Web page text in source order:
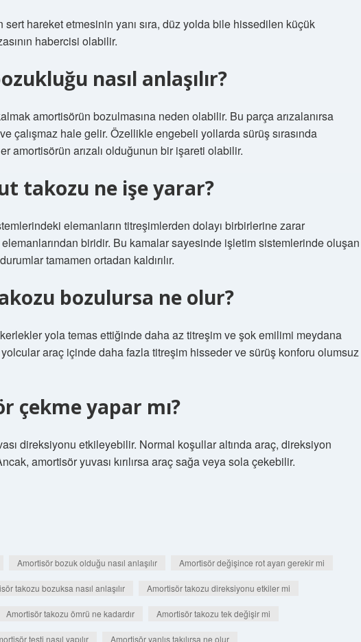
sert hareket etmesinin yanı sıra, düz yolda bile hissedilen küçük
habercisi olabilir.
nasıl anlaşılır?
amortisörün bozulmasına neden olabilir. Bu parça arızalanırsa
çalışmaz hale gelir. Özellikle engebeli yollarda sürüş sırasında
amortisörün arızalı olduğunun bir işareti olabilir.
takozu ne işe yarar?
elemanların titreşimlerden dolayı birbirlerine zarar
biridir. Bu kamalar sayesinde işletim sistemlerinde oluşan
tamamen ortadan kaldırılır.
bozulursa ne olur?
yola temas ettiğinde daha az titreşim ve şok emilimi meydana
araç içinde daha fazla titreşim hisseder ve sürüş konforu olumsuz
çekme yapar mı?
direksiyonu etkileyebilir. Normal koşullar altında araç, direksiyon
amortisör yuvası kırılırsa araç sağa veya sola çekebilir.
Amortisör bozuk olduğu nasıl anlaşılır Amortisör değişince rot ayarı gerekir mi
takozu bozuksa nasıl anlaşılır Amortisör takozu direksiyonu etkiler mi
Amortisör takozu ömrü ne kadardır Amortisör takozu tek değişir mi
testi nasıl yapılır Amortisör yanlış takılırsa ne olur